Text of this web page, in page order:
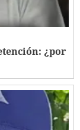
¿por